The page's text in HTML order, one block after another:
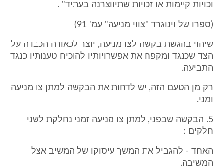
וכויות קיימות או זכויות שתיווצרנה בעתיד" .
(ספרו של וינוגרד "צווי מניעה" עמ' 91)
שיהוי בהגשת בקשה לצו מניעה, יוצר לכאורה הכבדה על
הצד שכנגד ומקפח את אפשרויותיו להוכיח טענותיו כנגד
התביעה.
רק מן הטעם הזה, יש לדחות את הבקשה למתן צו מניעה
ומני.
5. הבקשה שבפני, למתן צו מניעה זמני נחלקת לשני
חלקים :
האחד - להגביל את המשך עיסוקו של המשיב אצל
המשיבה.